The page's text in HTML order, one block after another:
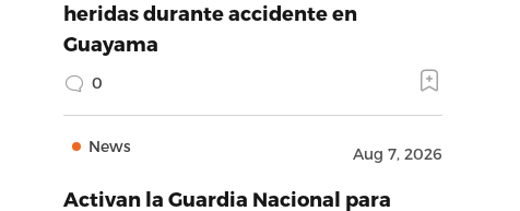
heridas durante accidente en
Guayama
0
News Aug 7, 2026
Activan la Guardia Nacional para